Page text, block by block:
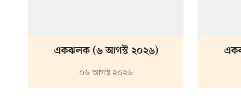
একঝলক (৬ আগস্ট ২০২৬)
০৬ আগস্ট ২০২৬